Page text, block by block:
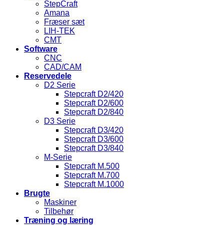
StepCraft
Amana
Fræser sæt
LIH-TEK
CMT
Software
CNC
CAD/CAM
Reservedele
D2 Serie
Stepcraft D2/420
Stepcraft D2/600
Stepcraft D2/840
D3 Serie
Stepcraft D3/420
Stepcraft D3/600
Stepcraft D3/840
M-Serie
Stepcraft M.500
Stepcraft M.700
Stepcraft M.1000
Brugte
Maskiner
Tilbehør
Træning og læring